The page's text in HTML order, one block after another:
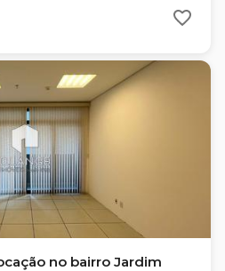
no bairro Jardim